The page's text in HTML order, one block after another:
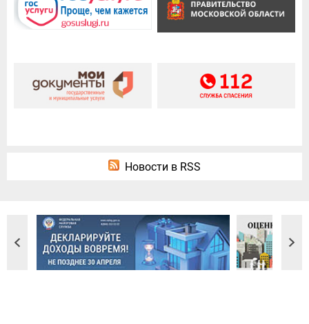
Новости в RSS